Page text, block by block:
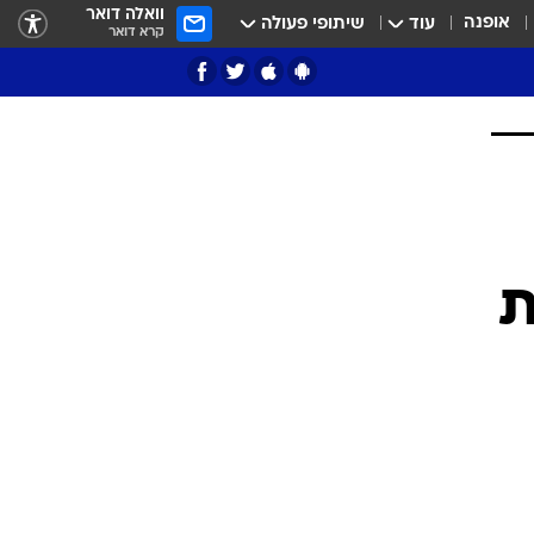
אופנה עוד שיתופי פעולה וואלה דואר
קרא דואר